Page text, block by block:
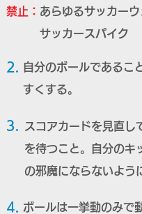
禁止： あらゆるサッカーウ
サッカースパイク
2.
自分のボールであるこ
すくする。
3.
スコアカードを見直し
を待つこと。自分のキ
の邪魔にならないよう
4.
ボールは一挙動のみで